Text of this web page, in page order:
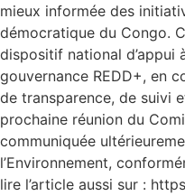
mieux informée des
démocratique du Congo.
dispositif national d’appui
gouvernance REDD+, en
de transparence, de suivi
prochaine réunion du
communiquée
l’Environnement,
lire l’article aussi sur :